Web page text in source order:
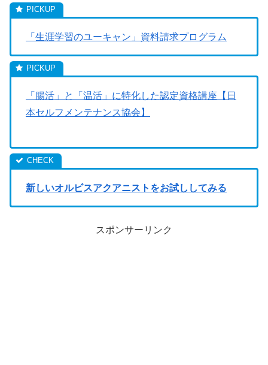
「生涯学習のユーキャン」資料請求プログラム
「腸活」と「温活」に特化した認定資格講座【日
本セルフメンテナンス協会】
新しいオルビスアクアニストをお試ししてみる
スポンサーリンク